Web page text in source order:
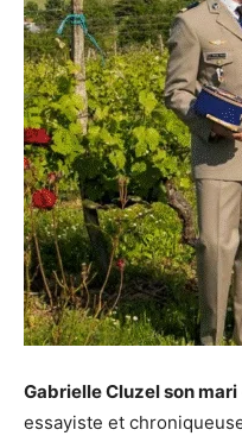
Gabrielle Cluzel son mari
essayiste et